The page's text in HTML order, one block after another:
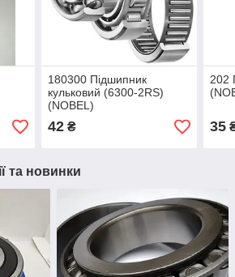
180300 Підшипник
кульковий (6300-2RS)
(NOBEL)
42₴
202
35
та новинки